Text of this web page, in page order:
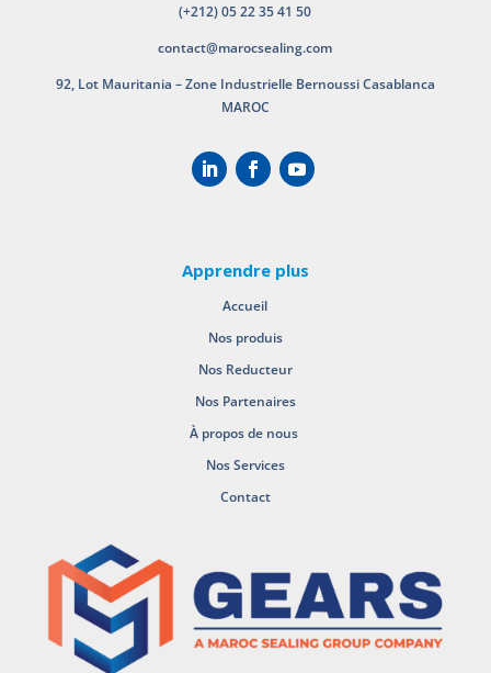
(+212) 05 22 35 41 50
contact@marocsealing.com
92, Lot Mauritania – Zone Industrielle Bernoussi Casablanca
MAROC
Apprendre plus
Accueil
Nos produis
Nos Reducteur
Nos Partenaires
À propos de nous
Nos Services
Contact